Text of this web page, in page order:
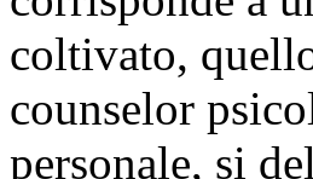
coltivato,
counselor
personale, si